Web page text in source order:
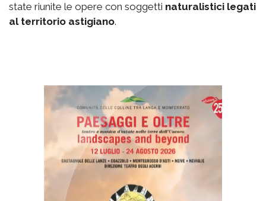
state riunite le opere con soggetti naturalistici legati
al territorio astigiano.